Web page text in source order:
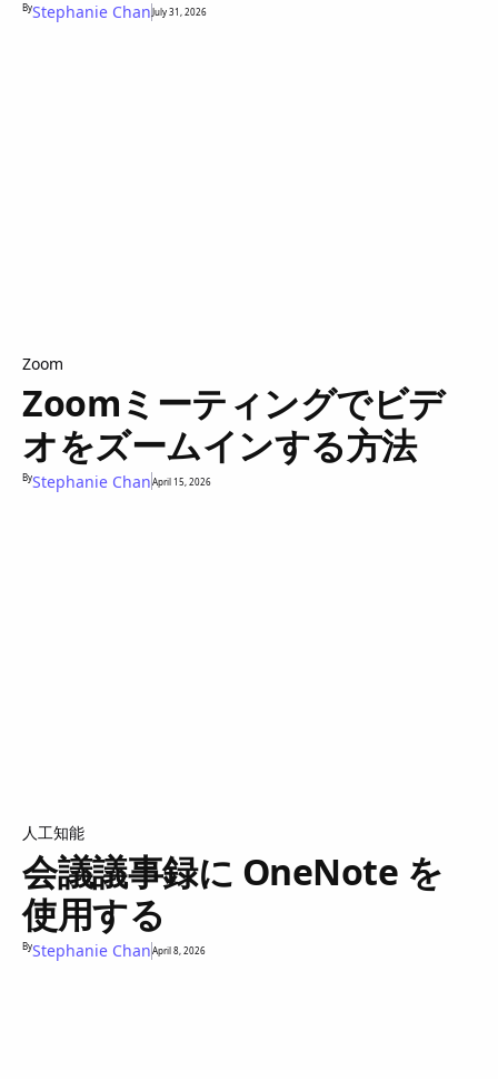
ByStephanie ChanJuly 31, 2026
Zoom
Zoomミーティングでビデ
オをズームインする方法
ByStephanie ChanApril 15, 2026
人工知能
会議議事録に OneNote を
使用する
ByStephanie ChanApril 8, 2026